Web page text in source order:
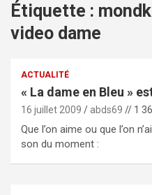
Étiquette :
video dame
ACTUALITÉ
« La dame en Bleu »
16 juillet 2009 abds69 // 1
Que l’on aime ou que l’on
son du moment :